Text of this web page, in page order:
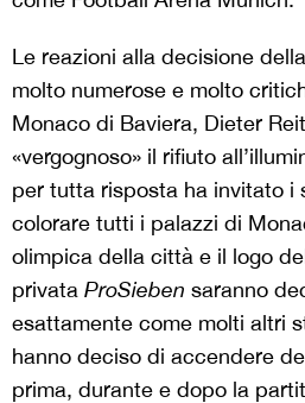
Le reazioni alla decisione
molto numerose e molto
Monaco di Baviera, Dieter
«vergognoso» il rifiuto
per tutta risposta ha invitato i
colorare tutti i palazzi di
olimpica della città e il logo
privata ProSieben saranno
esattamente come molti altri
hanno deciso di accendere
prima, durante e dopo la